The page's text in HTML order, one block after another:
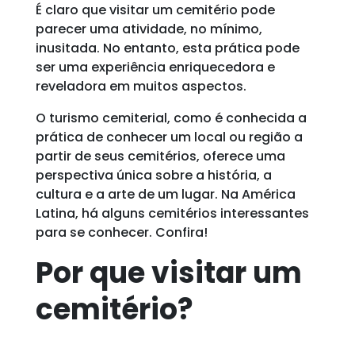
É claro que visitar um cemitério pode
parecer uma atividade, no mínimo,
inusitada. No entanto, esta prática pode
ser uma experiência enriquecedora e
reveladora em muitos aspectos.
O turismo cemiterial, como é conhecida a
prática de conhecer um local ou região a
partir de seus cemitérios, oferece uma
perspectiva única sobre a história, a
cultura e a arte de um lugar. Na América
Latina, há alguns cemitérios interessantes
para se conhecer. Confira!
Por que visitar um
cemitério?